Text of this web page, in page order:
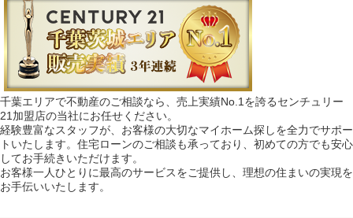
千葉エリアで不動産のご相談なら、売上実績No.1を誇るセンチュリー
21加盟店の当社にお任せください。
経験豊富なスタッフが、お客様の大切なマイホーム探しを全力でサポー
トいたします。住宅ローンのご相談も承っており、初めての方でも安心
してお手続きいただけます。
お客様一人ひとりに最高のサービスをご提供し、理想の住まいの実現を
お手伝いいたします。